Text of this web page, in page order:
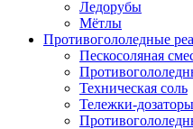
Ледорубы
Мётлы
Противогололедные
Пескосоляная
Техническая соль
Тележки-дозаторы